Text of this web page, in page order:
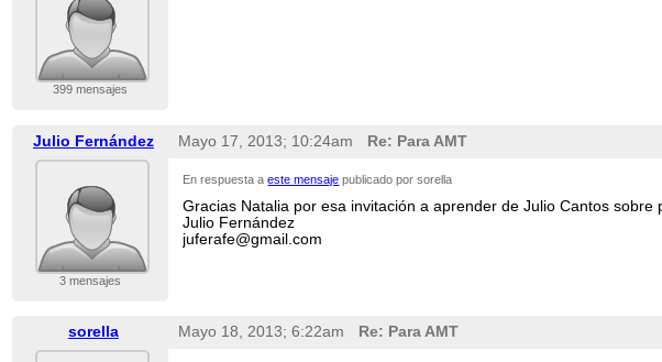
399 mensajes
Julio Fernández Mayo 17, 2013; 10:24am Re: Para AMT
3 mensajes
En respuesta aeste mensaje publicado por sorella
Gracias Natalia por esa invitación a aprender de Julio Cantos
Julio Fernández
juferafe@gmail.com
sorella Mayo 18, 2013; 6:22am Re: Para AMT